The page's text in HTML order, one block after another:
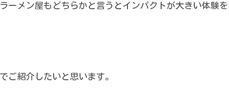
ーメン屋もどちらかと言うとインパクトが大きい体験を
ご紹介したいと思います。